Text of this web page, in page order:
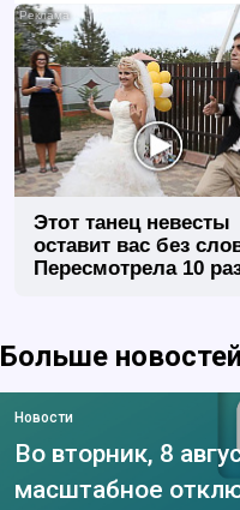
Этот танец невесты
оставит вас без
Пересмотрела 10
Больше новостей
Новости
Во вторник, 8
масштабное